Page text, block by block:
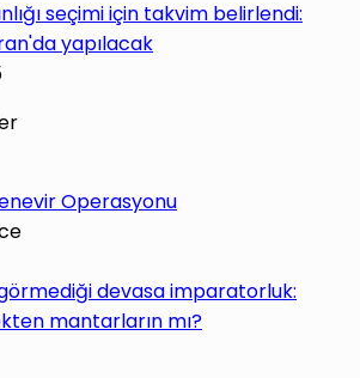
seçimi için takvim belirlendi:
yapılacak
Operasyonu
devasa imparatorluk:
mantarların mı?